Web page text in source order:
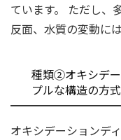
ています。 ただし、
反面、水質の変動に
種類②オキシデ
プルな構造の方式
オキシデーションデ